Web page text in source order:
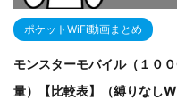
ポケットWiFi動画まとめ
モンスターモバイル（１０
量）【比較表】（縛りなし